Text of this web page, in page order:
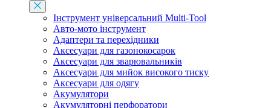
Інструмент універсальний Multi-Tool
Авто-мото інструмент
Адаптери та перехідники
Аксесуари для газонокосарок
Аксесуари для зварювальників
Аксесуари для мийок високого тиску
Аксесуари для одягу
Акумулятори
Акумуляторні перфоратори